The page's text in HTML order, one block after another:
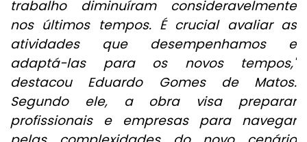
trabalho diminuíram consideravelmente
nos últimos tempos. É crucial avaliar as
atividades que desempenhamos e
adaptá-las para os novos tempos,"
destacou Eduardo Gomes de Matos.
Segundo ele, a obra visa preparar
profissionais e empresas para navegar